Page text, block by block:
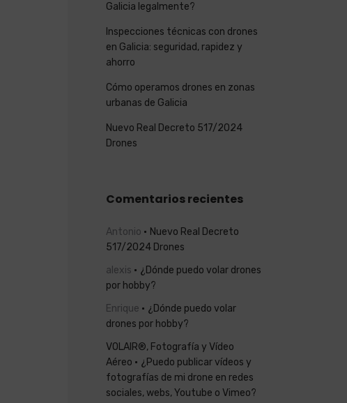
Galicia legalmente?
Inspecciones técnicas con drones
en Galicia: seguridad, rapidez y
ahorro
Cómo operamos drones en zonas
urbanas de Galicia
Nuevo Real Decreto 517/2024
Drones
Comentarios recientes
Antonio
Nuevo Real Decreto
517/2024 Drones
alexis
¿Dónde puedo volar drones
por hobby?
Enrique
¿Dónde puedo volar
drones por hobby?
VOLAIR®, Fotografía y Vídeo
Aéreo
¿Puedo publicar vídeos y
fotografías de mi drone en redes
sociales, webs, Youtube o Vimeo?